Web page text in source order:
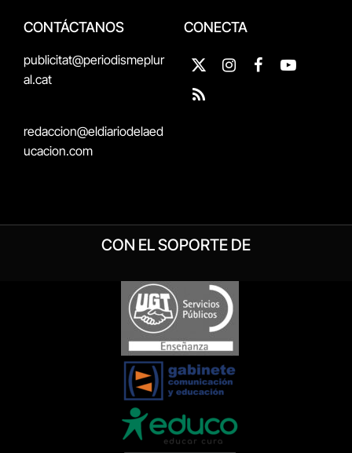
CONTÁCTANOS
publicitat@periodismeplur
al.cat
redaccion@eldiariodelaed
ucacion.com
CONECTA
X
(Twitter)
InstagramFacebookYouTube
RSS
CON EL SOPORTE DE